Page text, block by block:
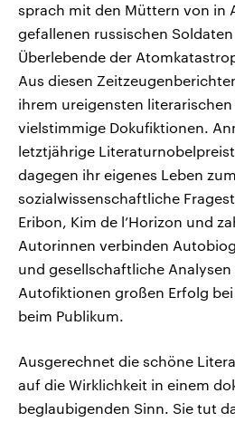
sprach mit den Müttern von in
gefallenen russischen
Überlebende der
Aus diesen
ihrem ureigensten literarischen
vielstimmige Dokufiktionen.
letztjährige
dagegen ihr eigenes Leben
sozialwissenschaftliche
Eribon, Kim de l’Horizon und
Autorinnen verbinden
und gesellschaftliche
Autofiktionen großen Erfolg
beim Publikum.
Ausgerechnet die schöne
auf die Wirklichkeit in einem
beglaubigenden Sinn. Sie tut